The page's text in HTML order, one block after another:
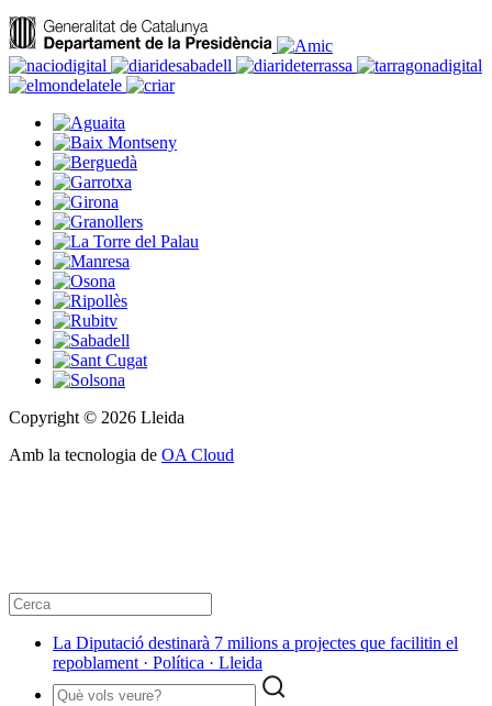
Copyright © 2026 Lleida
Amb la tecnologia de OA Cloud
La Diputació destinarà 7 milions a projectes que facilitin el
repoblament · Política · Lleida